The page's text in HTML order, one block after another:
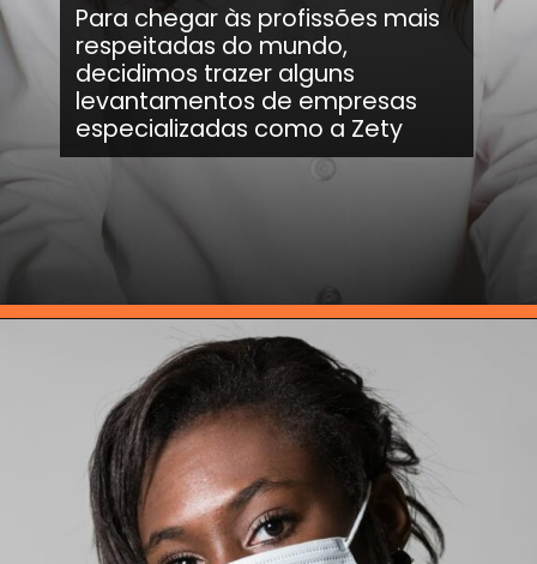
Para chegar às profissões mais
respeitadas do mundo,
decidimos trazer alguns
levantamentos de empresas
especializadas como a Zety